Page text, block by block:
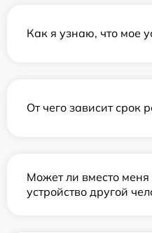
Как я узнаю, что мое
От чего зависит срок
Может ли вместо меня
устройство другой